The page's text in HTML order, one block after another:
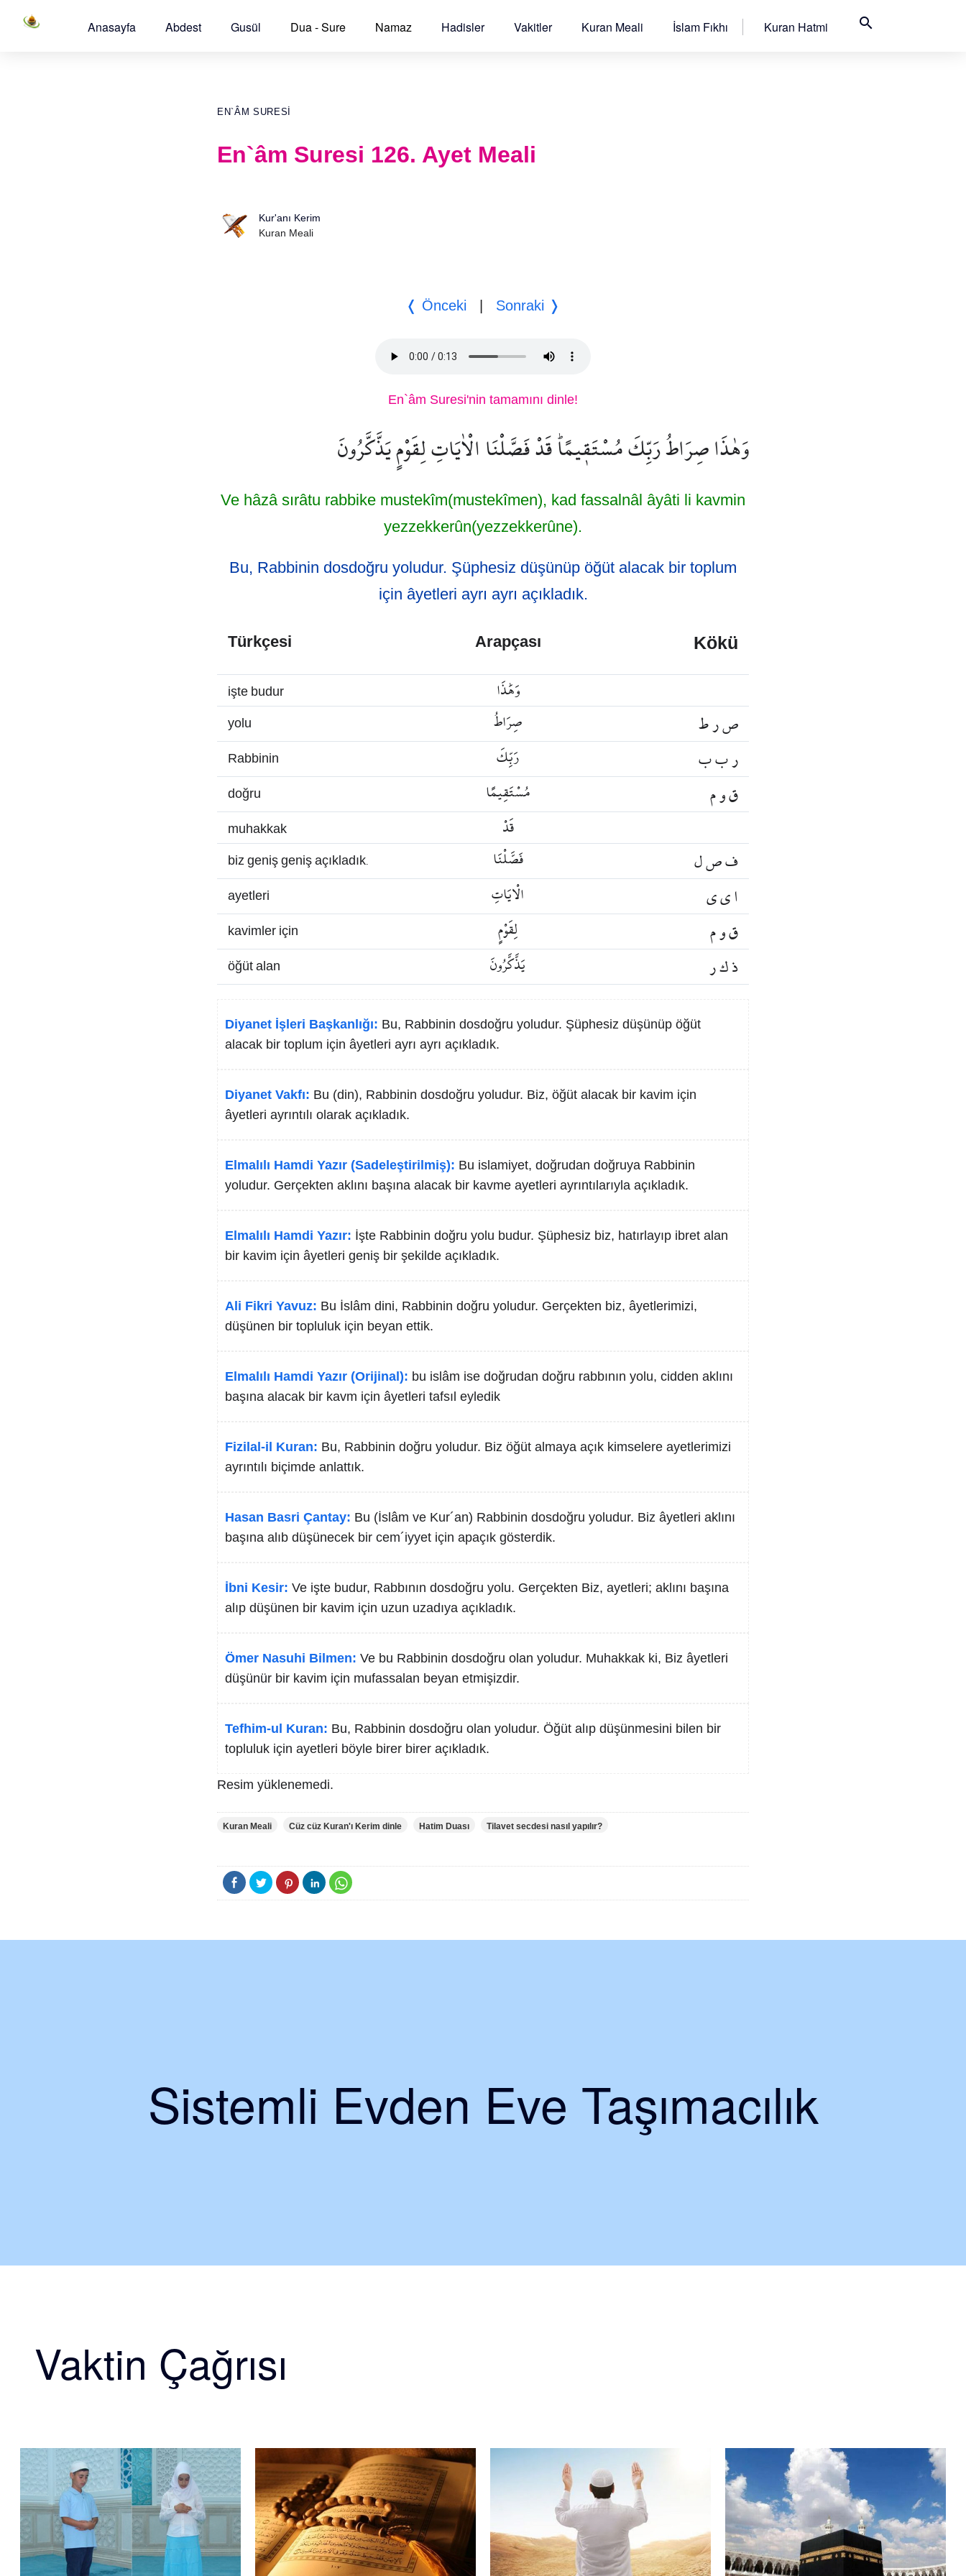
Anasayfa Abdest Gusül Dua - Sure Namaz Hadisler Vakitler Kuran Meali İslam Fıkhı Kuran Hatmi search
EN`ÂM SURESI
En`âm Suresi 126. Ayet Meali
Kur'anı Kerim
Kuran Meali
❬ Önceki | Sonraki ❭
En`âm Suresi'nin tamamını dinle!
وَهٰذَا صِرَاطُ رَبِّكَ مُسْتَق۪يمًاۜ قَدْ فَصَّلْنَا الْاٰيَاتِ لِقَوْمٍ يَذَّكَّرُونَ
Ve hâzâ sırâtu rabbike mustekîm(mustekîmen), kad fassalnâl âyâti li kavmin
yezzekkerûn(yezzekkerûne).
Bu, Rabbinin dosdoğru yoludur. Şüphesiz düşünüp öğüt alacak bir toplum
için âyetleri ayrı ayrı açıkladık.
Türkçesi Arapçası Kökü
işte budur وَهَٰذَا
yolu صِرَاطُ ص ر ط
Rabbinin رَبِّكَ ر ب ب
doğru مُسْتَقِيمًا ق و م
muhakkak قَدْ
biz geniş geniş açıkladık. فَصَّلْنَا ف ص ل
ayetleri الْايَاتِ ا ي ي
kavimler için لِقَوْمٍ ق و م
öğüt alan يَذَّكَّرُونَ ذ ك ر
Diyanet İşleri Başkanlığı: Bu, Rabbinin dosdoğru yoludur. Şüphesiz düşünüp öğüt
alacak bir toplum için âyetleri ayrı ayrı açıkladık.
Diyanet Vakfı: Bu (din), Rabbinin dosdoğru yoludur. Biz, öğüt alacak bir kavim için
âyetleri ayrıntılı olarak açıkladık.
Elmalılı Hamdi Yazır (Sadeleştirilmiş): Bu islamiyet, doğrudan doğruya Rabbinin
yoludur. Gerçekten aklını başına alacak bir kavme ayetleri ayrıntılarıyla açıkladık.
Elmalılı Hamdi Yazır: İşte Rabbinin doğru yolu budur. Şüphesiz biz, hatırlayıp ibret alan
bir kavim için âyetleri geniş bir şekilde açıkladık.
Ali Fikri Yavuz: Bu İslâm dini, Rabbinin doğru yoludur. Gerçekten biz, âyetlerimizi,
düşünen bir topluluk için beyan ettik.
Elmalılı Hamdi Yazır (Orijinal): bu islâm ise doğrudan doğru rabbının yolu, cidden aklını
başına alacak bir kavm için âyetleri tafsıl eyledik
Fizilal-il Kuran: Bu, Rabbinin doğru yoludur. Biz öğüt almaya açık kimselere ayetlerimizi
ayrıntılı biçimde anlattık.
Hasan Basri Çantay: Bu (İslâm ve Kur´an) Rabbinin dosdoğru yoludur. Biz âyetleri aklını
başına alıb düşünecek bir cem´iyyet için apaçık gösterdik.
İbni Kesir: Ve işte budur, Rabbının dosdoğru yolu. Gerçekten Biz, ayetleri; aklını başına
alıp düşünen bir kavim için uzun uzadıya açıkladık.
Ömer Nasuhi Bilmen: Ve bu Rabbinin dosdoğru olan yoludur. Muhakkak ki, Biz âyetleri
düşünür bir kavim için mufassalan beyan etmişizdir.
Tefhim-ul Kuran: Bu, Rabbinin dosdoğru olan yoludur. Öğüt alıp düşünmesini bilen bir
topluluk için ayetleri böyle birer birer açıkladık.
Resim yüklenemedi.
Kuran Meali Cüz cüz Kuran'ı Kerim dinle Hatim Duası Tilavet secdesi nasıl yapılır?
Sistemli Evden Eve Taşımacılık
Vaktin Çağrısı